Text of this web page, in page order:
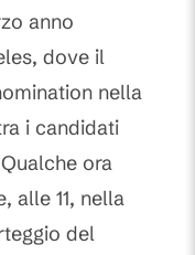
anno
dove il
nella
i candidati
ora
alle 11, nella
del